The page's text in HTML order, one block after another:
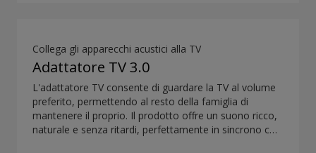
telefono fisso.
Collega gli apparecchi acustici alla TV
Adattatore TV 3.0
L'adattatore TV consente di guardare la TV al volume
preferito, permettendo al resto della famiglia di
mantenere il proprio. Il prodotto offre un suono ricco,
naturale e senza ritardi, perfettamente in sincrono con